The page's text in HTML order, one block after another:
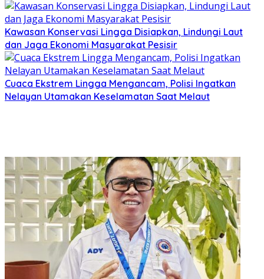
Kawasan Konservasi Lingga Disiapkan, Lindungi Laut
dan Jaga Ekonomi Masyarakat Pesisir
Cuaca Ekstrem Lingga Mengancam, Polisi Ingatkan
Nelayan Utamakan Keselamatan Saat Melaut